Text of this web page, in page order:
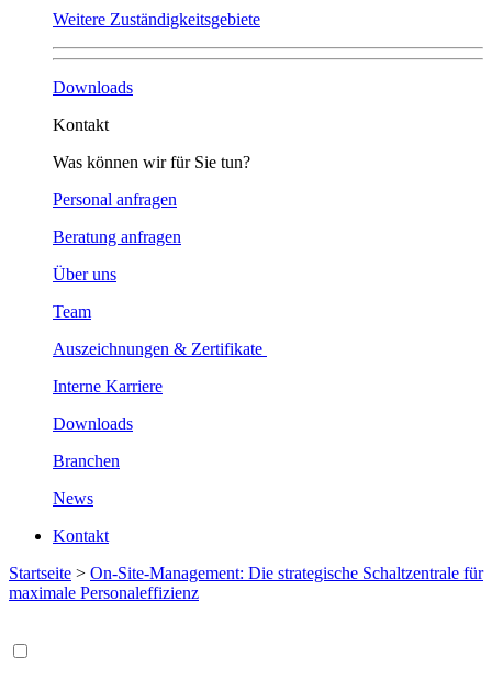
Weitere Zuständigkeitsgebiete
Downloads
Kontakt
Was können wir für Sie tun?
Personal anfragen
Beratung anfragen
Über uns
Team
Auszeichnungen & Zertifikate
Interne Karriere
Downloads
Branchen
News
Kontakt
Startseite > On-Site-Management: Die strategische Schaltzentrale für
maximale Personaleffizienz